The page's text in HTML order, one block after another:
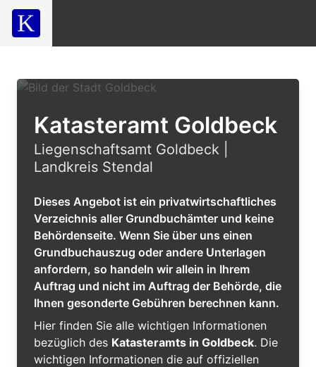
Katasteramt Goldbeck
Liegenschaftsamt Goldbeck |
Landkreis Stendal
Dieses Angebot ist ein privatwirtschaftliches
Verzeichnis aller Grundbuchämter und keine
Behördenseite. Wenn Sie über uns einen
Grundbuchauszug oder andere Unterlagen
anfordern, so handeln wir allein in Ihrem
Auftrag und nicht im Auftrag der Behörde, die
Ihnen gesonderte Gebühren berechnen kann.
Hier finden Sie alle wichtigen Informationen
bezüglich des Katasteramts in Goldbeck. Die
wichtigen Informationen die auf offiziellen